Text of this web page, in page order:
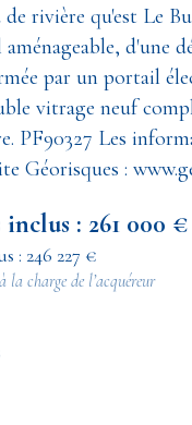
rivière qu'est Le
d'une
par un portail
vitrage neuf
PF90327 Les
Géorisques :
: 261 000 €
: 246 227 €
la charge de l’acquéreur